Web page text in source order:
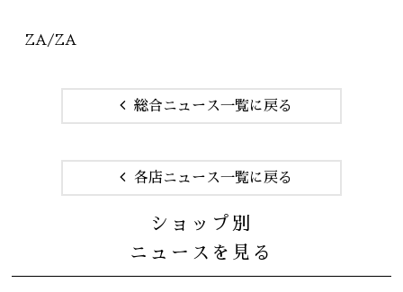
ZA/ZA
総合ニュース一覧に戻る
各店ニュース一覧に戻る
ショップ別
ニュースを見る